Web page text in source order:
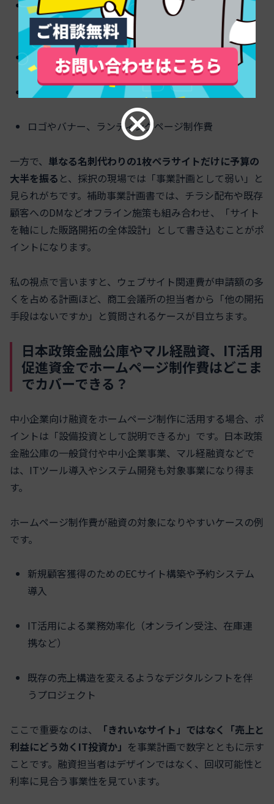
コーポレートサイト・ECサイトの新規制作、リニュ
ーアル費用
スマホ対応、予約システムなどの機能追加
Web広告出稿費（検索広告やSNS広告など）
ロゴやバナー、ランディングページ制作費
一方で、 単なる名刺代わりの1枚ペラサイトだけに予算の
大半を振る と、採択の現場では「事業計画として弱い」と
見られがちです。補助事業計画書では、チラシ配布や既存
顧客へのDMなどオフライン施策も組み合わせ、「サイト
を軸にした販路開拓の全体設計」として書き込むことがポ
イントになります。
私の視点で言いますと、ウェブサイト関連費が申請額の多
くを占める計画ほど、商工会議所の担当者から「他の開拓
手段はないですか」と質問されるケースが目立ちます。
日本政策金融公庫やマル経融資、IT活用
促進資金でホームページ制作費はどこま
でカバーできる？
中小企業向け融資をホームページ制作に活用する場合、ポ
イントは「設備投資として説明できるか」です。日本政策
金融公庫の一般貸付や中小企業事業、マル経融資などで
は、ITツール導入やシステム開発も対象事業になり得ま
す。
ホームページ制作費が融資の対象になりやすいケースの例
です。
新規顧客獲得のためのECサイト構築や予約システム
導入
IT活用による業務効率化（オンライン受注、在庫連
携など）
既存の売上構造を変えるようなデジタルシフトを伴
うプロジェクト
ここで重要なのは、
「きれいなサイト」ではなく「売上と
利益にどう効くIT投資か」 を事業計画で数字とともに示す
ことです。融資担当者はデザインではなく、回収可能性と
利率に見合う事業性を見ています。